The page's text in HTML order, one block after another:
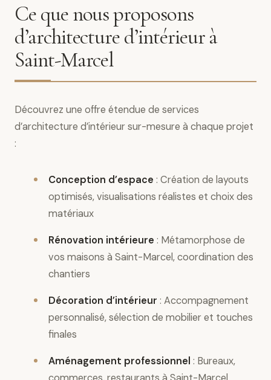
Ce que nous proposons
d’architecture d’intérieur à
Saint-Marcel
Découvrez une offre étendue de services
d’architecture d’intérieur sur-mesure à chaque projet
:
Conception d’espace : Création de layouts
optimisés, visualisations réalistes et choix des
matériaux
Rénovation intérieure : Métamorphose de
vos maisons à Saint-Marcel, coordination des
chantiers
Décoration d’intérieur : Accompagnement
personnalisé, sélection de mobilier et touches
finales
Aménagement professionnel : Bureaux,